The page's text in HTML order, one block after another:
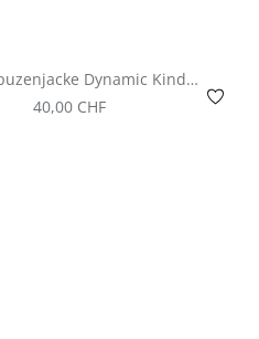
Dynamic Kinder
- royal/weiss/marine
Regulärer Preis:
40,00 CHF